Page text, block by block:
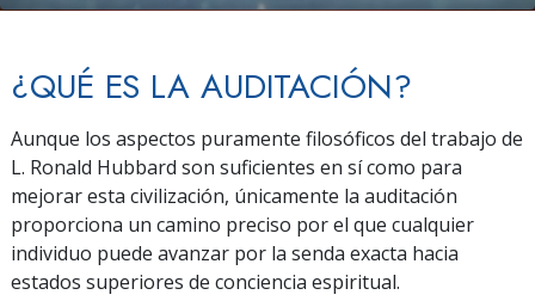
¿QUÉ ES LA AUDITACIÓN?
Aunque los aspectos puramente filosóficos del trabajo de
L. Ronald Hubbard son suficientes en sí como para
mejorar esta civilización, únicamente la auditación
proporciona un camino preciso por el que cualquier
individuo puede avanzar por la senda exacta hacia
estados superiores de conciencia espiritual.